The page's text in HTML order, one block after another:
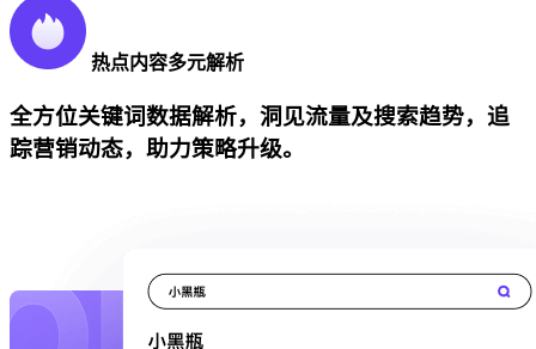
热点内容多元解析
全方位关键词数据解析，洞见流量及搜索趋势，追
踪营销动态，助力策略升级。